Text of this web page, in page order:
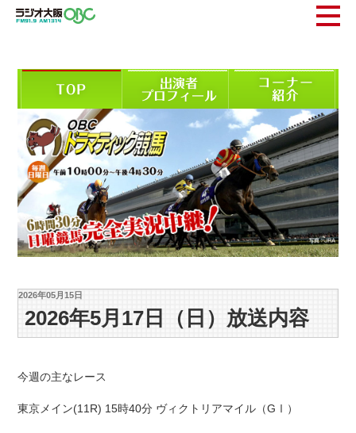
2026年05月15日
2026年5月17日（日）放送内容
今週の主なレース
東京メイン(11R) 15時40分 ヴィクトリアマイル（GⅠ）